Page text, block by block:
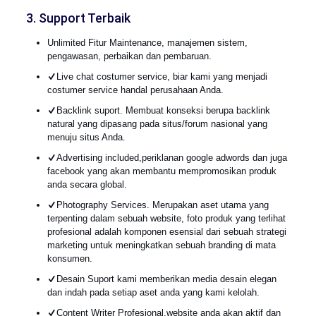
3. Support Terbaik
Unlimited Fitur Maintenance, manajemen sistem,
pengawasan, perbaikan dan pembaruan.
Live chat costumer service, biar kami yang menjadi
costumer service handal perusahaan Anda.
Backlink suport. Membuat konseksi berupa backlink
natural yang dipasang pada situs/forum nasional yang
menuju situs Anda.
Advertising included,periklanan google adwords dan juga
facebook yang akan membantu mempromosikan produk
anda secara global.
Photography Services. Merupakan aset utama yang
terpenting dalam sebuah website, foto produk yang terlihat
profesional adalah komponen esensial dari sebuah strategi
marketing untuk meningkatkan sebuah branding di mata
konsumen.
Desain Suport kami memberikan media desain elegan
dan indah pada setiap aset anda yang kami kelolah.
Content Writer Profesional,website anda akan aktif dan